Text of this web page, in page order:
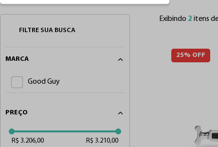
FILTRE SUA BUSCA
MARCA
Good Guy
PREÇO
R$ 3.206,00 R$ 3.210,00
Exibindo 2 itens
25% OFF